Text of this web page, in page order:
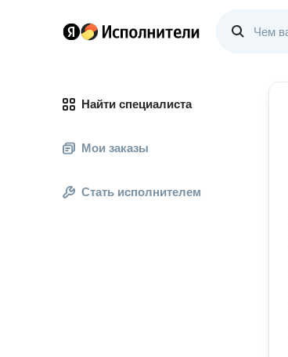
Найти специалиста
Мои заказы
Стать исполнителем